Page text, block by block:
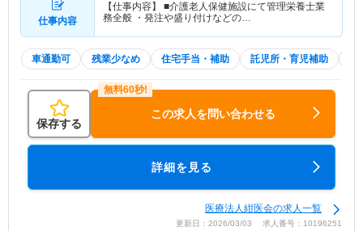
仕事内容
【仕事内容】 ■介護老人保健施設にて管理栄養士業
務全般 ・発注や盛り付けなどの…
車通勤可 残業少なめ 住宅手当・補助 託児所・育児補助
保存する
この求人を問い合わせる
詳細を見る
医療法人紺医会の求人一覧
更新日：2026/03/03 求人番号：10196251